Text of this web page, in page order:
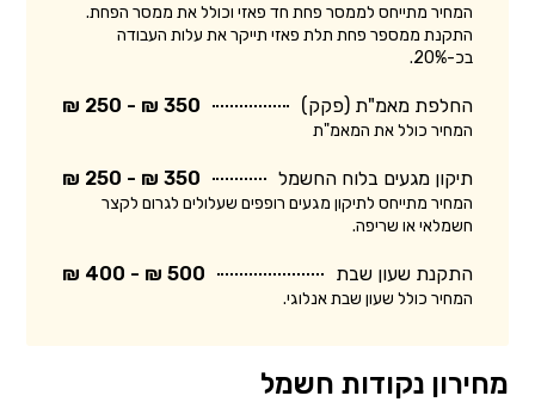
המחיר מתייחס לממסר פחת חד פאזי וכולל את ממסר הפחת.
התקנת ממספר פחת תלת פאזי תייקר את עלות העבודה
בכ-20%.
החלפת מאמ"ת (פקק) 350 ₪ - 250 ₪
המחיר כולל את המאמ"ת
תיקון מגעים בלוח החשמל 350 ₪ - 250 ₪
המחיר מתייחס לתיקון מגעים רופפים שעלולים לגרום לקצר
חשמלאי או שריפה.
התקנת שעון שבת 500 ₪ - 400 ₪
המחיר כולל שעון שבת אנלוגי.
מחירון נקודות חשמל